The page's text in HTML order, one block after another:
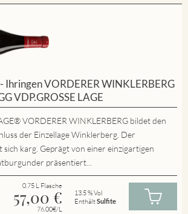
Ihringen VORDERER WINKLERBERG
VDP.GROSSE LAGE
VORDERER WINKLERBERG bildet den
der Einzellage Winklerberg. Der
sich karg. Geprägt von einer einzigartigen
präsentiert...
0.75 L Flasche
57,00 €
76.00€/L
13.5 % Vol
EnthältSulfite